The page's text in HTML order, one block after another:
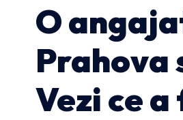
O
Prahova
Vezi ce